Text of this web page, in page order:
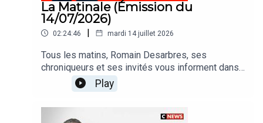
La Matinale (Émission du
14/07/2026)
02:24:46 | mardi 14 juillet 2026
Tous les matins, Romain Desarbres, ses
chroniqueurs et ses invités vous informent dans
#LaMatinale
Play